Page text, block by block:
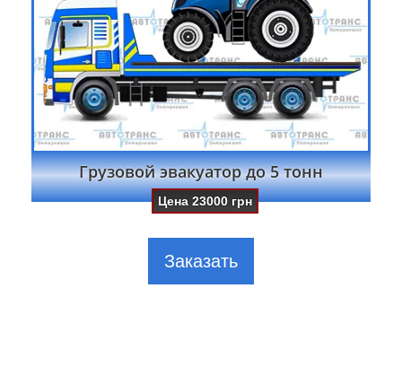
Грузовой эвакуатор до 5 тонн
Цена23000 грн
Заказать